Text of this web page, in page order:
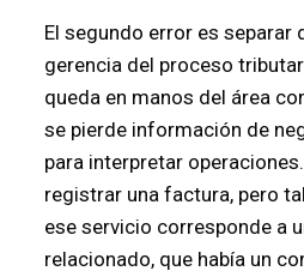
El segundo error es separar
gerencia del proceso
queda en manos del área
se pierde información de
para interpretar
registrar una factura, pero
ese servicio corresponde a
relacionado, que había un